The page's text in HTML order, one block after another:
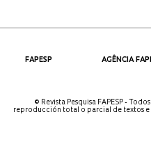
FAPESP AGÊNCIA
© Revista Pesquisa FAPESP -
reproducción total o parcial de textos